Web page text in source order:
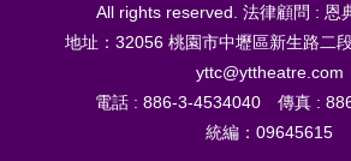
All rights reserved. 法律顧問 : 恩
地址：32056 桃園市中壢區新生路二
yttc@yttheatre.com
電話 : 886-3-4534040 傳真 :
統編：09645615